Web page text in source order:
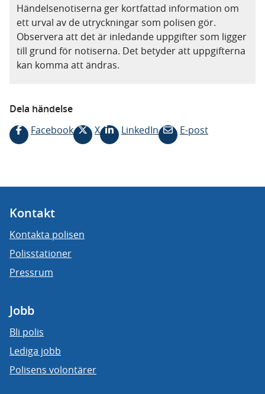
Händelsenotiserna ger kortfattad information om
ett urval av de utryckningar som polisen gör.
Observera att det är inledande uppgifter som ligger
till grund för notiserna. Det betyder att uppgifterna
kan komma att ändras.
Dela händelse
Facebook
X LinkedIn E-post
Kontakt
Kontakta polisen
Polisstationer
Pressrum
Jobb
Bli polis
Lediga jobb
Polisens volontärer